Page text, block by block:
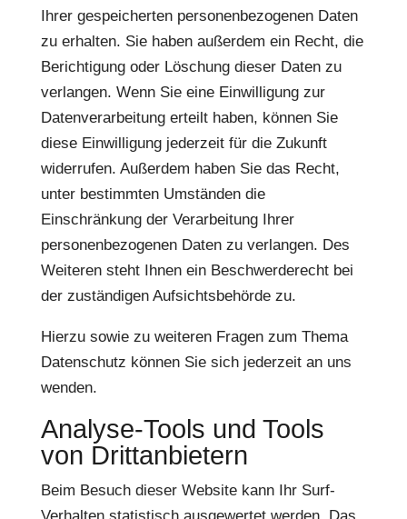
Ihrer gespeicherten personenbezogenen Daten
zu erhalten. Sie haben außerdem ein Recht, die
Berichtigung oder Löschung dieser Daten zu
verlangen. Wenn Sie eine Einwilligung zur
Datenverarbeitung erteilt haben, können Sie
diese Einwilligung jederzeit für die Zukunft
widerrufen. Außerdem haben Sie das Recht,
unter bestimmten Umständen die
Einschränkung der Verarbeitung Ihrer
personenbezogenen Daten zu verlangen. Des
Weiteren steht Ihnen ein Beschwerderecht bei
der zuständigen Aufsichtsbehörde zu.
Hierzu sowie zu weiteren Fragen zum Thema
Datenschutz können Sie sich jederzeit an uns
wenden.
Analyse-Tools und Tools
von Dritt­anbietern
Beim Besuch dieser Website kann Ihr Surf-